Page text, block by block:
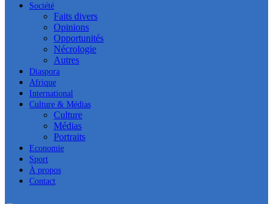
Société
Faits divers
Opinions
Opportunités
Nécrologie
Autres
Diaspora
Afrique
International
Culture & Médias
Culture
Médias
Portraits
Economie
Sport
À propos
Contact